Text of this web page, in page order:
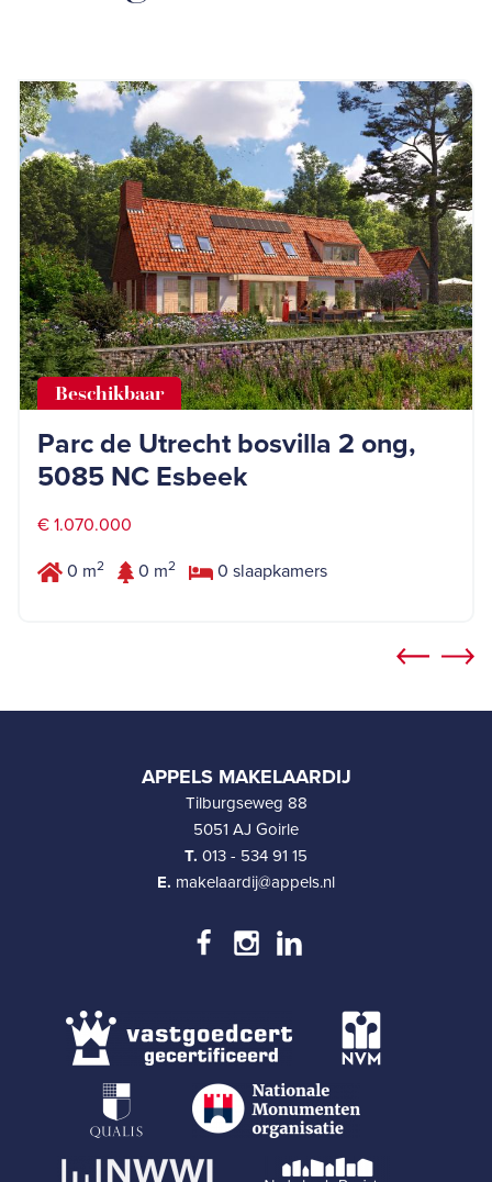
Beschikbaar
Parc de Utrecht bosvilla 2 ong,
5085 NC Esbeek
€ 1.070.000
0 m2 0 m2 0 slaapkamers
APPELS MAKELAARDIJ
Tilburgseweg 88
5051 AJ Goirle
T. 013 - 534 91 15
E. makelaardij@appels.nl